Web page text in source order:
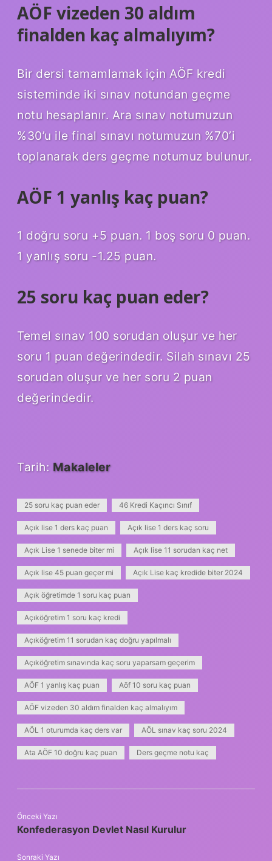
AÖF vizeden 30 aldım
finalden kaç almalıyım?
Bir dersi tamamlamak için AÖF kredi
sisteminde iki sınav notundan geçme
notu hesaplanır. Ara sınav notumuzun
%30’u ile final sınavı notumuzun %70’i
toplanarak ders geçme notumuz bulunur.
AÖF 1 yanlış kaç puan?
1 doğru soru +5 puan. 1 boş soru 0 puan.
1 yanlış soru -1.25 puan.
25 soru kaç puan eder?
Temel sınav 100 sorudan oluşur ve her
soru 1 puan değerindedir. Silah sınavı 25
sorudan oluşur ve her soru 2 puan
değerindedir.
Tarih: Makaleler
25 soru kaç puan eder 46 Kredi Kaçıncı Sınıf
Açık lise 1 ders kaç puan Açık lise 1 ders kaç soru
Açık Lise 1 senede biter mi Açık lise 11 sorudan kaç net
Açık lise 45 puan geçer mi Açık Lise kaç kredide biter 2024
Açık öğretimde 1 soru kaç puan
Açıköğretim 1 soru kaç kredi
Açıköğretim 11 sorudan kaç doğru yapılmalı
Açıköğretim sınavında kaç soru yaparsam geçerim
AÖF 1 yanlış kaç puan Aöf 10 soru kaç puan
AÖF vizeden 30 aldım finalden kaç almalıyım
AÖL 1 oturumda kaç ders var AÖL sınav kaç soru 2024
Ata AÖF 10 doğru kaç puan Ders geçme notu kaç
Önceki Yazı
Konfederasyon Devlet Nasıl Kurulur
Sonraki Yazı